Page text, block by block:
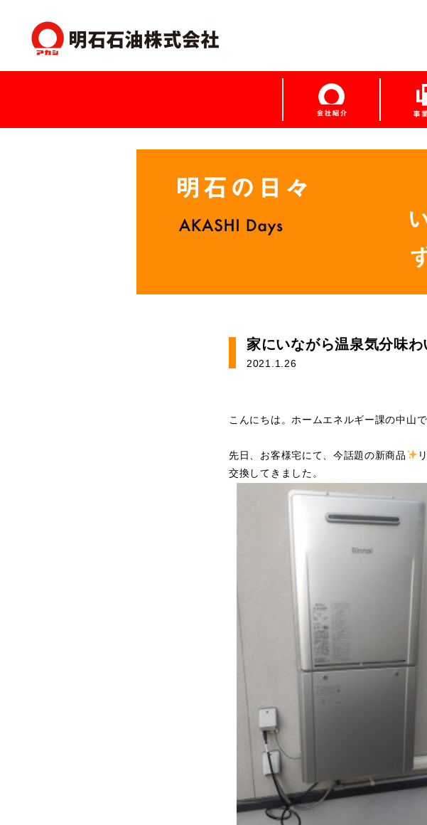
家にいながら温泉気分味わ
2021.1.26
こんにちは。ホームエネルギー課の中山で
先日、お客様宅にて、今話題の新商品
交換してきました。